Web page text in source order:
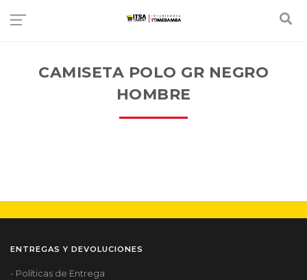
CAMISETA POLO GR NEGRO
HOMBRE
ENTREGAS Y DEVOLUCIONES
- Políticas de Entrega